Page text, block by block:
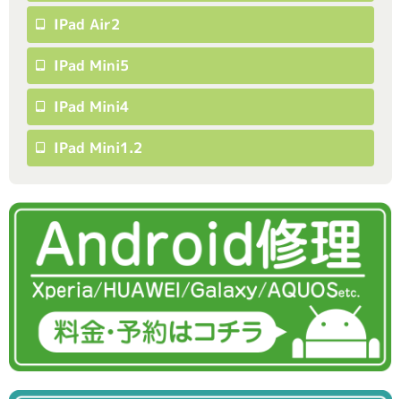
IPad Air2
IPad Mini5
IPad Mini4
IPad Mini1.2